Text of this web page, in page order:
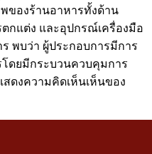
ของร้านอาหารทั้งด้าน
กแต่ง และอุปกรณ์เครื่องมือ
ร พบว่า ผู้ประกอบการมีการ
ดยมีกระบวนควบคุมการ
ดงความคิดเห็นเห็นของ